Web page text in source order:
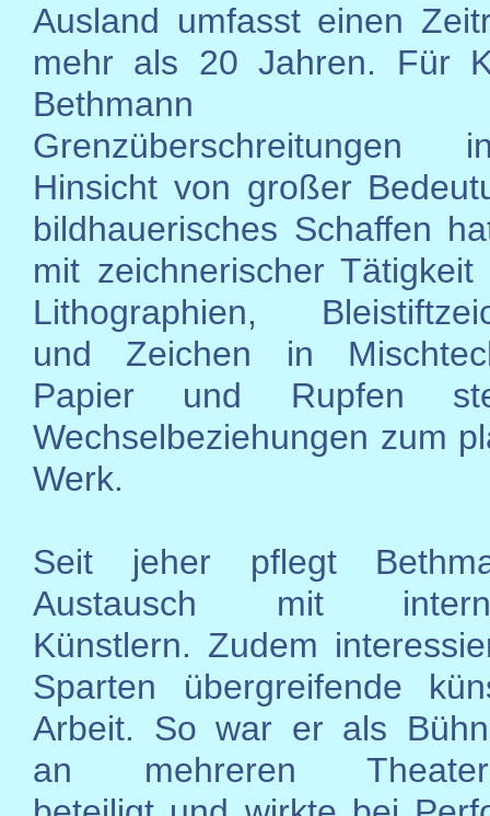
Ausland umfasst einen
mehr als 20 Jahren. Für
Bethmann
Hinsicht von großer
bildhauerisches Schaffen
mit zeichnerischer Tätigkeit
Lithographien,
und Zeichen in
Papier und Rupfen
Wechselbeziehungen zum
Werk.
Seit jeher pflegt
Austausch mit
Künstlern. Zudem
Sparten übergreifende
Arbeit. So war er als
an mehreren